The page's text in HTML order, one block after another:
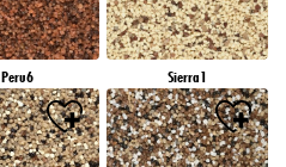
Peru6 Sierra1